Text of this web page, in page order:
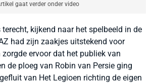
gaat verder onder video
kijkend naar het spelbeeld in de
had zijn zaakjes uitstekend voor
ervoor dat het publiek van
de ploeg van Robin van Persie ging
van Het Legioen richting de eigen